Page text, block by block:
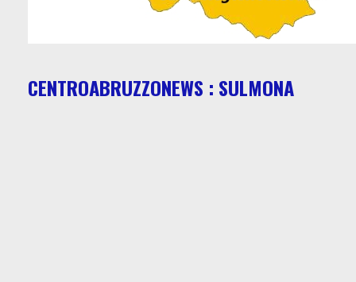
CENTROABRUZZONEWS : SULMONA